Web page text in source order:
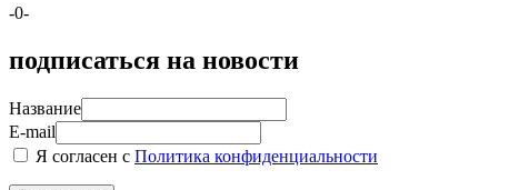
-0-
подписаться на новости
Название
E-mail
Я согласен с Политика конфиденциальности